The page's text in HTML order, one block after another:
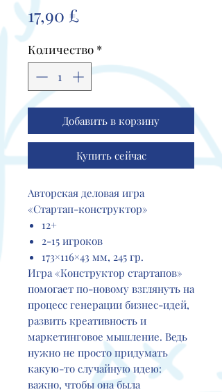
17,90 £
Количество *
Добавить в корзину
Купить сейчас
Авторская деловая игра
«Стартап⁠-⁠конструктор»
12+
2-15 игроков
173×116×43 мм, 245 гр.
Игра «Конструктор стартапов»
помогает по-новому взглянуть на
процесс генерации бизнес-идей,
развить креативность и
маркетинговое мышление. Ведь
нужно не просто придумать
какую-то случайную идею:
важно, чтобы она была